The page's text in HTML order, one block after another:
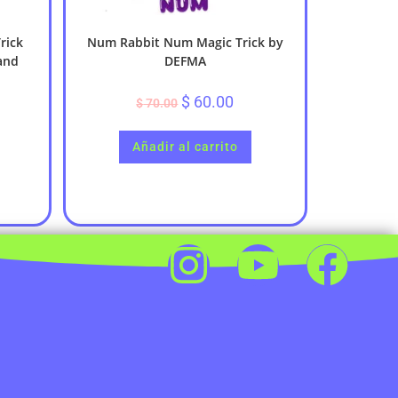
Num Rabbit Num Magic Trick by
DEFMA
$70.00 $ 60.00
Añadir al carrito